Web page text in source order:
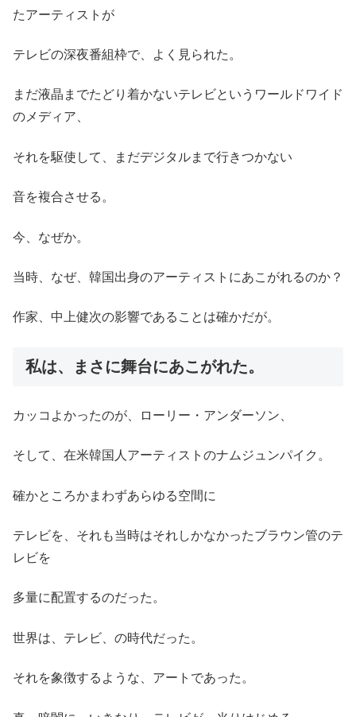
たアーティストが
テレビの深夜番組枠で、よく見られた。
まだ液晶までたどり着かないテレビというワールドワイド
のメディア、
それを駆使して、まだデジタルまで行きつかない
音を複合させる。
今、なぜか。
当時、なぜ、韓国出身のアーティストにあこがれるのか？
作家、中上健次の影響であることは確かだが。
私は、まさに舞台にあこがれた。
カッコよかったのが、ローリー・アンダーソン、
そして、在米韓国人アーティストのナムジュンパイク。
確かところかまわずあらゆる空間に
テレビを、それも当時はそれしかなかったブラウン管のテ
レビを
多量に配置するのだった。
世界は、テレビ、の時代だった。
それを象徴するような、アートであった。